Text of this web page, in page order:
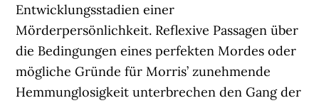
Entwicklungsstadien einer
Mörderpersönlichkeit. Reflexive Passagen über
die Bedingungen eines perfekten Mordes oder
mögliche Gründe für Morris’ zunehmende
Hemmunglosigkeit unterbrechen den Gang der